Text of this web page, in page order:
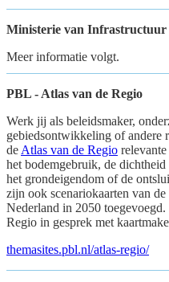
Ministerie van Infrastructuur
Meer informatie volgt.
PBL - Atlas van de Regio
Werk jij als beleidsmaker,
gebiedsontwikkeling of andere
de Atlas van de Regio
het bodemgebruik, de
het grondeigendom of de
zijn ook scenariokaarten van
Nederland in 2050
Regio in gesprek met
themasites.pbl.nl/atlas-regio/